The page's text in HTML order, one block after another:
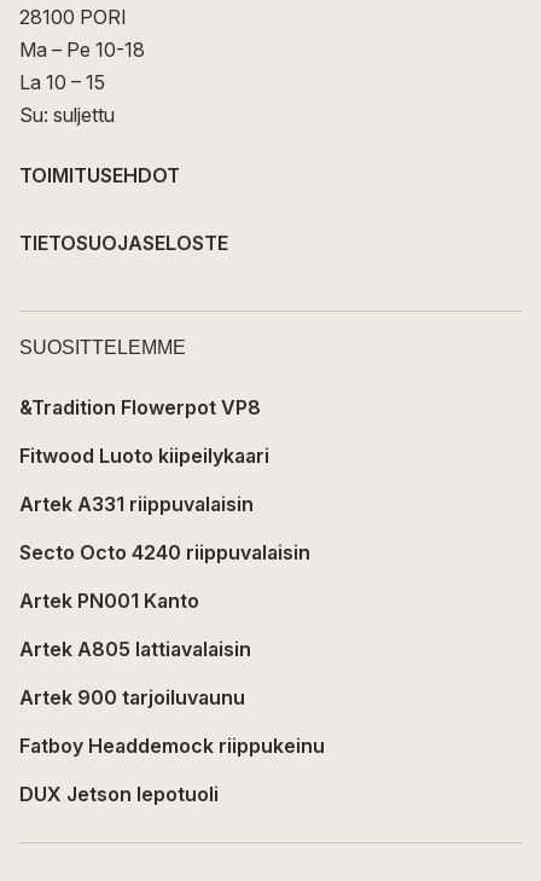
28100 PORI
Ma – Pe 10-18
La 10 – 15
Su: suljettu
TOIMITUSEHDOT
TIETOSUOJASELOSTE
SUOSITTELEMME
&Tradition Flowerpot VP8
Fitwood Luoto kiipeilykaari
Artek A331 riippuvalaisin
Secto Octo 4240 riippuvalaisin
Artek PN001 Kanto
Artek A805 lattiavalaisin
Artek 900 tarjoiluvaunu
Fatboy Headdemock riippukeinu
DUX Jetson lepotuoli